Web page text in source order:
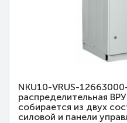
NKU10-VRUS-
распределительная
собирается из двух
силовой и панели